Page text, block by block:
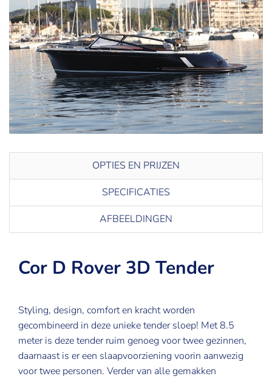
OPTIES EN PRIJZEN
SPECIFICATIES
AFBEELDINGEN
Cor D Rover 3D Tender
Styling, design, comfort en kracht worden
gecombineerd in deze unieke tender sloep! Met 8.5
meter is deze tender ruim genoeg voor twee gezinnen,
daarnaast is er een slaapvoorziening voorin aanwezig
voor twee personen. Verder van alle gemakken